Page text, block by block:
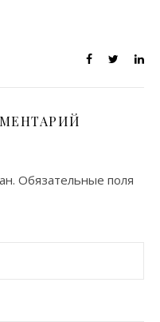
Обязательные поля